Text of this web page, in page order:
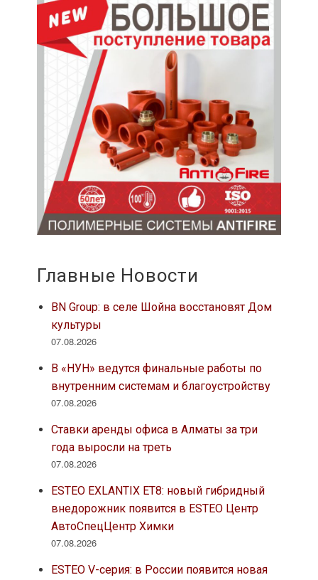
Главные Новости
BN Group: в селе Шойна восстановят Дом
культуры
07.08.2026
В «НУН» ведутся финальные работы по
внутренним системам и благоустройству
07.08.2026
Ставки аренды офиса в Алматы за три
года выросли на треть
07.08.2026
ESTEO EXLANTIX ET8: новый гибридный
внедорожник появится в ESTEO Центр
АвтоСпецЦентр Химки
07.08.2026
ESTEO V-серия: в России появится новая